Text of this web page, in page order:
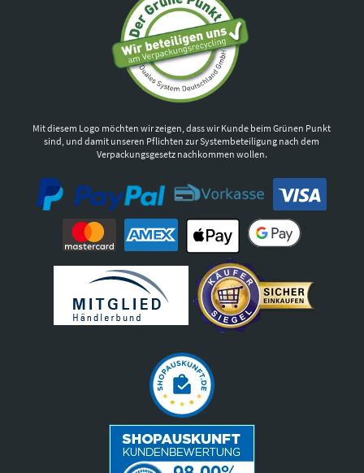
Mit diesem Logo möchten wir zeigen, dass wir Kunde beim Grünen Punkt
sind, und damit unseren Pflichten zur Systembeteiligung nach dem
Verpackungsgesetz nachkommen wollen.